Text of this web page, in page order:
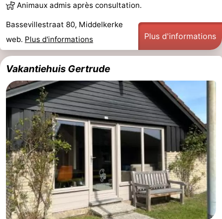
Animaux admis après consultation.
Bassevillestraat 80, Middelkerke
web. Plus d'informations Plus d'informations
Vakantiehuis Gertrude